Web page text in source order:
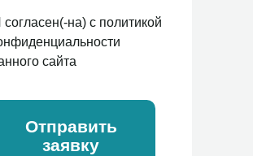
согласен(-на) с политикой
сайта
Отправить
заявку